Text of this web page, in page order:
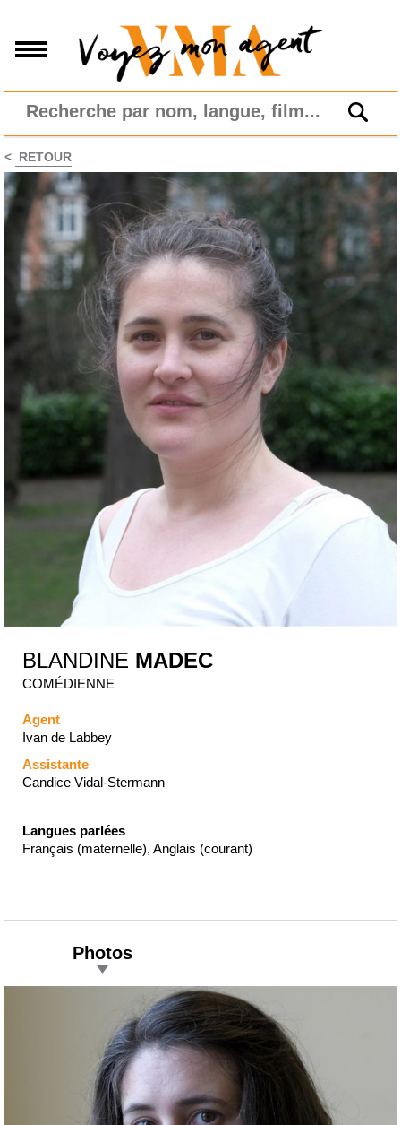
< RETOUR
BLANDINE MADEC
COMÉDIENNE
Agent
Ivan de Labbey
Assistante
Candice Vidal-Stermann
Langues parlées
Français (maternelle), Anglais (courant)
Photos